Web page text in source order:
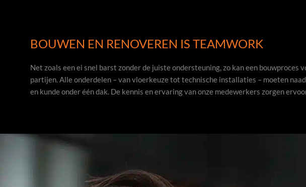
BOUWEN EN RENOVEREN IS TEAMWORK
Net zoals een ei snel barst zonder de juiste ondersteuning, zo kan een
partijen. Alle onderdelen – van vloerkeuze tot technische installaties – moeten
en kunde onder één dak. De kennis en ervaring van onze medewerkers zorgen